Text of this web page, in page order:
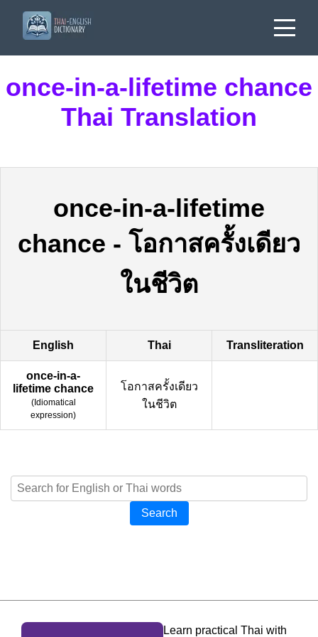
once-in-a-lifetime chance
Thai Translation
once-in-a-lifetime
chance - โอกาสครั้งเดียว
ในชีวิต
English Thai Transliteration
once-in-a-
lifetime chance
(Idiomatical
expression)
โอกาสครั้งเดียว
ในชีวิต
Search
Learn practical Thai with